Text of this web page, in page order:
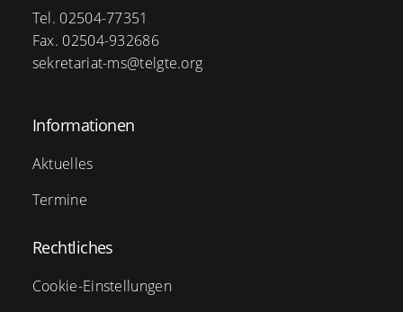
Tel. 02504-77351
Fax. 02504-932686
sekretariat-ms@telgte.org
Informationen
Aktuelles
Termine
Rechtliches
Cookie-Einstellungen